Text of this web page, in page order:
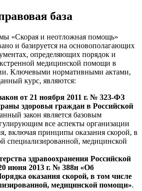
база
«Скорая и неотложная помощь»
и базируется на основополагающих
определяющих порядок и
медицинской помощи в
Ключевыми нормативными актами,
курс, являются:
от 21 ноября 2011 г. № 323-ФЗ
здоровья граждан в Российской
закон является базовым
все аспекты организации
включая принципы оказания скорой, в
специализированной, медицинской
здравоохранения Российской
июня 2013 г. № 388н «Об
оказания скорой, в том числе
медицинской помощи».